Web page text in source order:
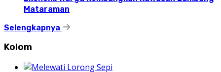
Mataraman
Selengkapnya
Kolom